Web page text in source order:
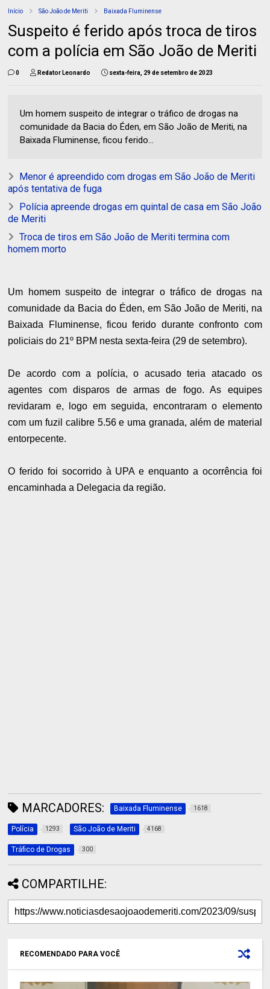
Início São João de Meriti Baixada Fluminense
Suspeito é ferido após troca de tiros
com a polícia em São João de Meriti
0 Redator Leonardo sexta-feira, 29 de setembro de 2023
Um homem suspeito de integrar o tráfico de drogas na
comunidade da Bacia do Éden, em São João de Meriti, na
Baixada Fluminense, ficou ferido...
Menor é apreendido com drogas em São João de Meriti
após tentativa de fuga
Polícia apreende drogas em quintal de casa em São João
de Meriti
Troca de tiros em São João de Meriti termina com
homem morto
Um homem suspeito de integrar o tráfico de drogas na
comunidade da Bacia do Éden, em São João de Meriti, na
Baixada Fluminense, ficou ferido durante confronto com
policiais do 21º BPM nesta sexta-feira (29 de setembro).
De acordo com a polícia, o acusado teria atacado os
agentes com disparos de armas de fogo. As equipes
revidaram e, logo em seguida, encontraram o elemento
com um fuzil calibre 5.56 e uma granada, além de material
entorpecente.
O ferido foi socorrido à UPA e enquanto a ocorrência foi
encaminhada a Delegacia da região.
MARCADORES: Baixada Fluminense 1618
Polícia 1293 São João de Meriti 4168
Tráfico de Drogas 300
COMPARTILHE:
RECOMENDADO PARA VOCÊ